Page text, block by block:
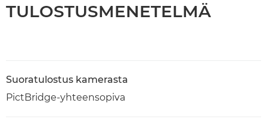
TULOSTUSMENETELMÄ
Suoratulostus kamerasta
PictBridge-yhteensopiva